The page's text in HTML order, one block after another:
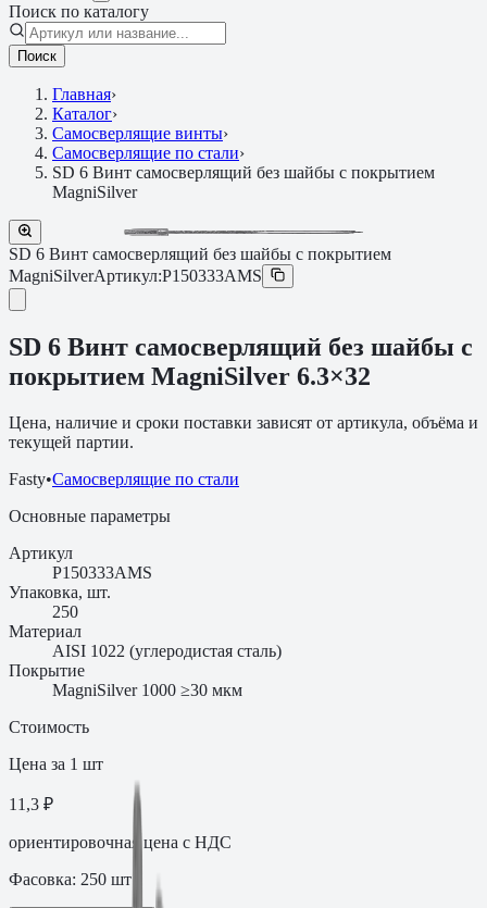
Поиск по каталогу
Поиск
Главная›
Каталог›
Самосверлящие винты›
Самосверлящие по стали›
SD 6 Винт самосверлящий без шайбы с покрытием
MagniSilver
SD 6 Винт самосверлящий без шайбы с покрытием
MagniSilverАртикул:P150333AMS
SD 6 Винт самосверлящий без шайбы с
покрытием MagniSilver 6.3×32
Цена, наличие и сроки поставки зависят от артикула, объёма и
текущей партии.
Fasty•Самосверлящие по стали
Основные параметры
Артикул
P150333AMS
Упаковка, шт.
250
Материал
AISI 1022 (углеродистая сталь)
Покрытие
MagniSilver 1000 ≥30 мкм
Стоимость
Цена за 1 шт
11,3 ₽
ориентировочная цена с НДС
Фасовка: 250 шт